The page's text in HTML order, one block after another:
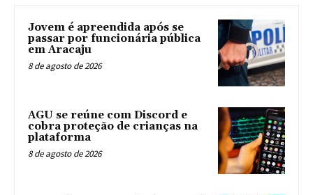
Jovem é apreendida após se
passar por funcionária pública
em Aracaju
8 de agosto de 2026
AGU se reúne com Discord e
cobra proteção de crianças na
plataforma
8 de agosto de 2026